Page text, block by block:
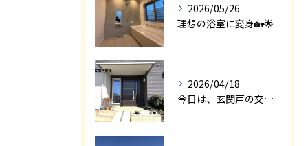
2026/05/26
理想の浴室に変身🏡🌟
2026/04/18
今日は、玄関戸の交換工事をご紹介します🚪✨。